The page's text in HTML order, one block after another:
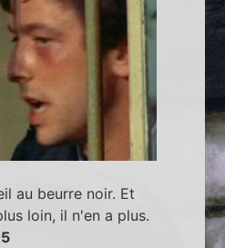
au beurre noir. Et
loin, il n'en a plus.